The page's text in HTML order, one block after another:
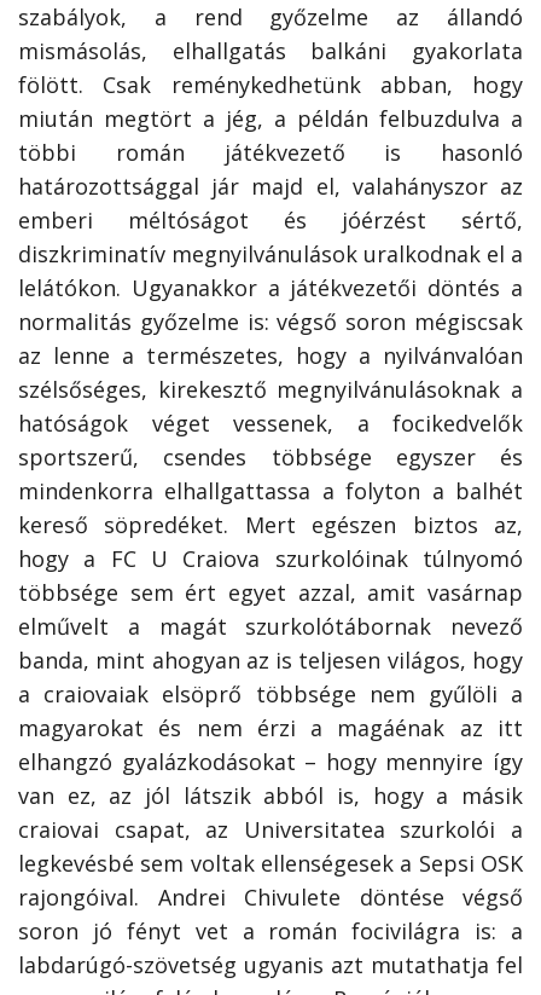
szabályok, a rend győzelme az állandó
mismásolás, elhallgatás balkáni gyakorlata
fölött. Csak reménykedhetünk abban, hogy
miután megtört a jég, a példán felbuzdulva a
többi román játékvezető is hasonló
határozottsággal jár majd el, valahányszor az
emberi méltóságot és jóérzést sértő,
diszkriminatív megnyilvánulások uralkodnak el a
lelátókon. Ugyanakkor a játékvezetői döntés a
normalitás győzelme is: végső soron mégiscsak
az lenne a természetes, hogy a nyilvánvalóan
szélsőséges, kirekesztő megnyilvánulásoknak a
hatóságok véget vessenek, a focikedvelők
sportszerű, csendes többsége egyszer és
mindenkorra elhallgattassa a folyton a balhét
kereső söpredéket. Mert egészen biztos az,
hogy a FC U Craiova szurkolóinak túlnyomó
többsége sem ért egyet azzal, amit vasárnap
elművelt a magát szurkolótábornak nevező
banda, mint ahogyan az is teljesen világos, hogy
a craiovaiak elsöprő többsége nem gyűlöli a
magyarokat és nem érzi a magáénak az itt
elhangzó gyalázkodásokat – hogy mennyire így
van ez, az jól látszik abból is, hogy a másik
craiovai csapat, az Universitatea szurkolói a
legkevésbé sem voltak ellenségesek a Sepsi OSK
rajongóival. Andrei Chivulete döntése végső
soron jó fényt vet a román focivilágra is: a
labdarúgó-szövetség ugyanis azt mutathatja fel